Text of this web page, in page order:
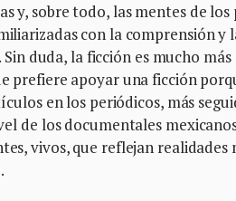
y, sobre todo, las mentes de
con la comprensión y
duda, la ficción es mucho más
prefiere apoyar una ficción
en los periódicos, más
de los documentales
vivos, que reflejan